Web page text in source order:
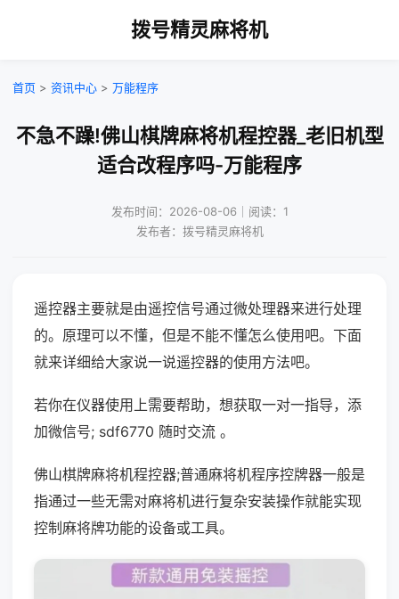
拨号精灵麻将机
首页 > 资讯中心 > 万能程序
不急不躁!佛山棋牌麻将机程控器_老旧机型
适合改程序吗-万能程序
发布时间：2026-08-06｜阅读：1
发布者：拨号精灵麻将机
遥控器主要就是由遥控信号通过微处理器来进行处理
的。原理可以不懂，但是不能不懂怎么使用吧。下面
就来详细给大家说一说遥控器的使用方法吧。
若你在仪器使用上需要帮助，想获取一对一指导，添
加微信号; sdf6770 随时交流 。
佛山棋牌麻将机程控器;普通麻将机程序控牌器一般是
指通过一些无需对麻将机进行复杂安装操作就能实现
控制麻将牌功能的设备或工具。